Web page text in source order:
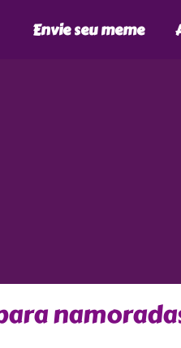
Envie seu meme